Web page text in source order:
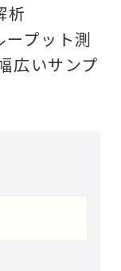
析
ープット測
広いサンプ